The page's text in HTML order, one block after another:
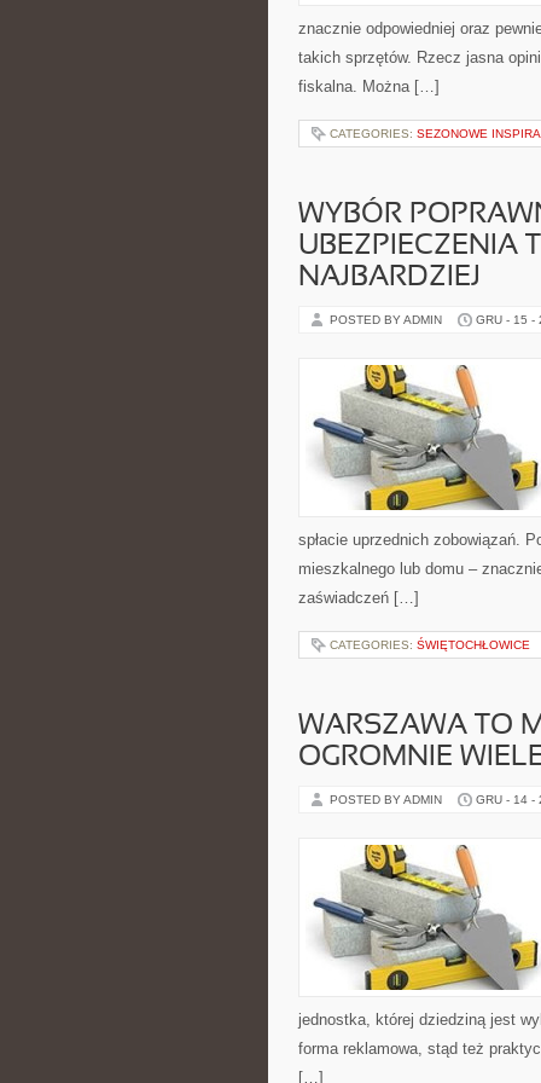
znacznie odpowiedniej oraz
takich sprzętów. Rzecz jasna
fiskalna. Można […]
CATEGORIES: SEZONOWE
WYBÓR
UBEZPIECZENIA
NAJBARDZIEJ
POSTED BY ADMIN GRU - 15 -
spłacie uprzednich zobowiązań.
mieszkalnego lub domu –
zaświadczeń […]
CATEGORIES: ŚWIĘTOCHŁOWICE
WARSZAWA TO
OGROMNIE
POSTED BY ADMIN GRU - 14 -
jednostka, której dziedziną jest
forma reklamowa, stąd też
[…]